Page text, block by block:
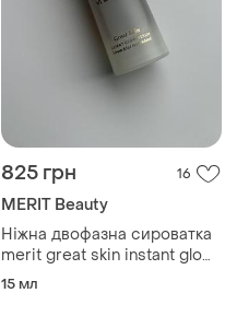
825 грн 16
MERIT Beauty
Ніжна двофазна сироватка
merit great skin instant glow
serum
15 мл